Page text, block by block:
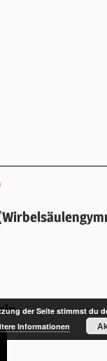
der Seite stimmst du
Informationen